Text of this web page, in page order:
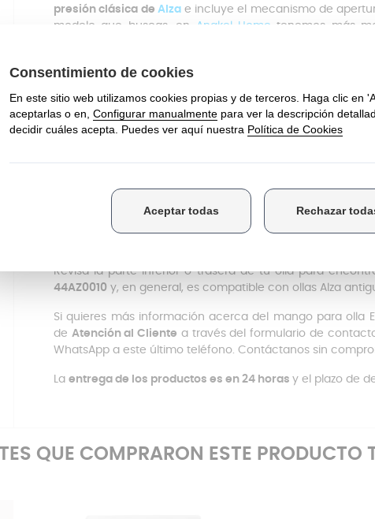
presión clásica deAlza e incluye el mecanismo de
modelo que buscas, en
Anakel Home tenemos más
Con este recambio te garantizamos un
movimientos indeseados durante su uso. El mango se
como su vida útil. Además, tiene unmontaje sencillo y
una instalación sin complicaciones. Solo tendrás que
nuevo para poder tener tu tapa en perfecto estado.
El mango para olla express Alza está hecho de un
, la hace una opción segura para cocinar sin
color negro uña, que es roja
. Además,
proporcionando comodidad y estabilidad para abrir y
Revisa la parte inferior o trasera de tu olla para
44AZ0010 y, en general, es compatible con ollas Alza
Si quieres más información acerca del mango para olla
de Atención al Cliente a través del formulario de
WhatsApp a este último teléfono. Contáctanos sin
La entrega de los productos es en 24 horas y el plazo de
QUE COMPRARON ESTE